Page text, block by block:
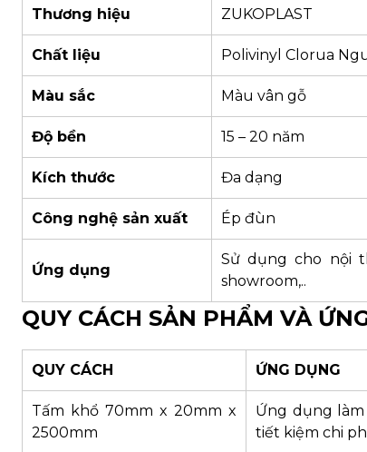
Thương hiệu ZUKOPLAST
Chất liệu Polivinyl Clorua
Màu sắc Màu vân gỗ
Độ bền 15 – 20 năm
Kích thước Đa dạng
Công nghệ sản xuất Ép đùn
Ứng dụng
Sử dụng cho nội
showroom,..
QUY CÁCH SẢN PHẨM VÀ
QUY CÁCH ỨNG DỤNG
Tấm khổ 70mm x 20mm x
2500mm
Ứng dụng
tiết kiệm chi